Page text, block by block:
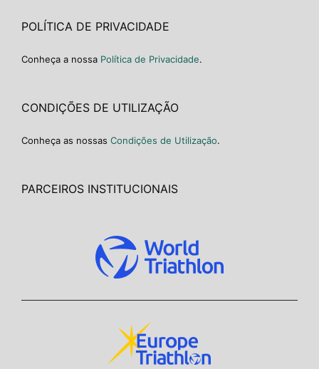
POLÍTICA DE PRIVACIDADE
Conheça a nossa Política de Privacidade.
CONDIÇÕES DE UTILIZAÇÃO
Conheça as nossas Condições de Utilização.
PARCEIROS INSTITUCIONAIS